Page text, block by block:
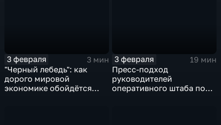
3 февраля
3 мин
"Черный лебедь": как
дорого мировой
экономике обойдётся
3 февраля
19 мин
Пресс-подход
руководителей
оперативного штаба по